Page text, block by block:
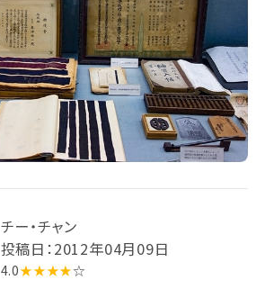
チー・チャン
投稿日：2012年04月09日
4.0★★★★☆